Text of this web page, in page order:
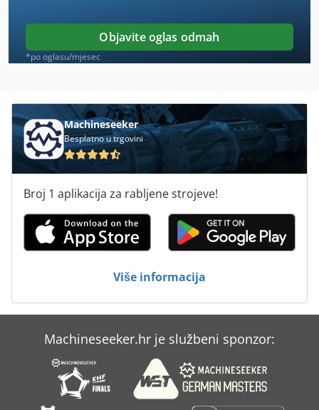
Felder Rl 200
Graule Agl
Križ-Léger
Kuper Fwm 630
Laminiranje
Ljepilo
Lutz
Sbz
Zapanjujući Kliješta
Objavite oglas odmah
*po oglasu/mjesec
Machineseeker
Besplatno u trgovini
Broj 1 aplikacija za rabljene strojeve!
Više informacija
Machineseeker.hr je službeni sponzor: